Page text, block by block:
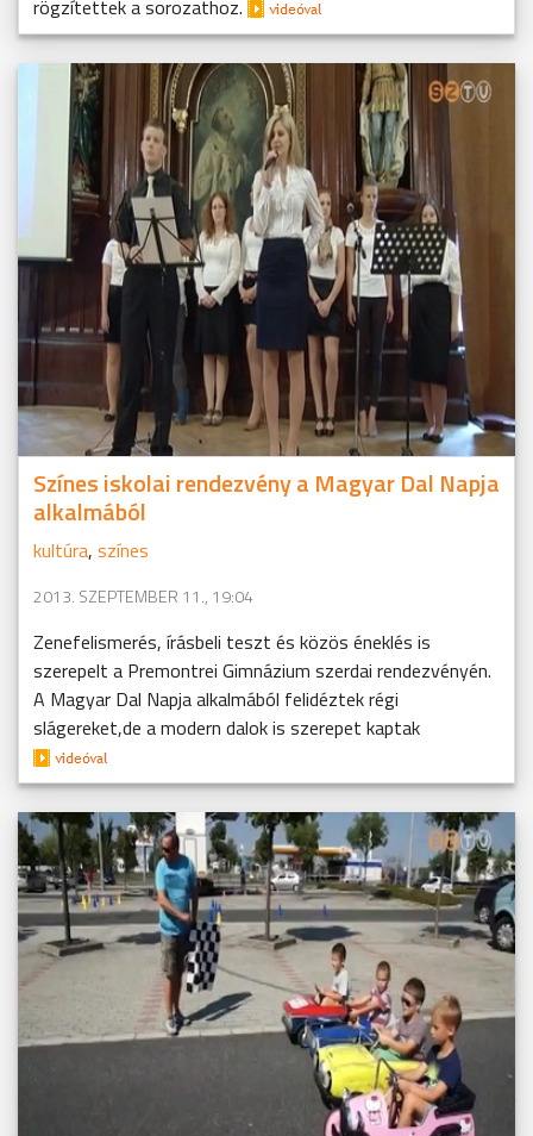
rögzítettek a sorozathoz.
Színes iskolai rendezvény a Magyar Dal Napja
alkalmából
kultúra, színes
2013. SZEPTEMBER 11., 19:04
Zenefelismerés, írásbeli teszt és közös éneklés is
szerepelt a Premontrei Gimnázium szerdai rendezvényén.
A Magyar Dal Napja alkalmából felidéztek régi
slágereket,de a modern dalok is szerepet kaptak